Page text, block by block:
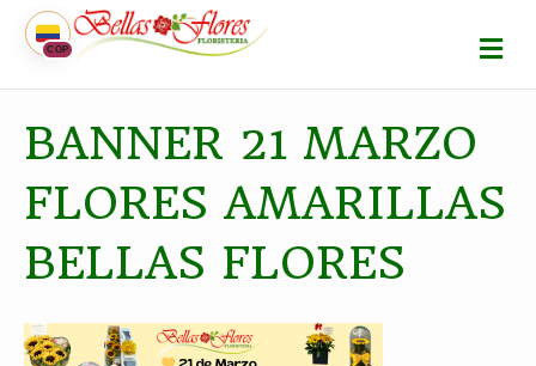
COP M
E
N
BANNER 21 MARZO
FLORES AMARILLAS
BELLAS FLORES